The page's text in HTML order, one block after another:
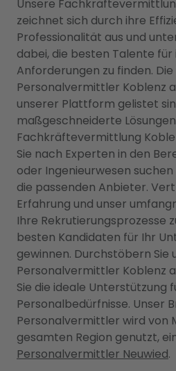
Unsere
zeichnet sich durch ihre
Professionalität aus und
dabei, die besten Talente
Anforderungen zu finden. Die
Personalvermittler Koblenz
unserer Plattform gelistet
maßgeschneiderte
Fachkräftevermittlung
Sie nach Experten in den
oder Ingenieurwesen suchen
die passenden Anbieter.
Erfahrung und unser
Ihre Rekrutierungsprozesse
besten Kandidaten für Ihr
gewinnen. Durchstöbern Sie
Personalvermittler Koblenz
Sie die ideale Unterstützung
Personalbedürfnisse. Unser
Personalvermittler wird von
gesamten Region genutzt,
Personalvermittler Neuwied.